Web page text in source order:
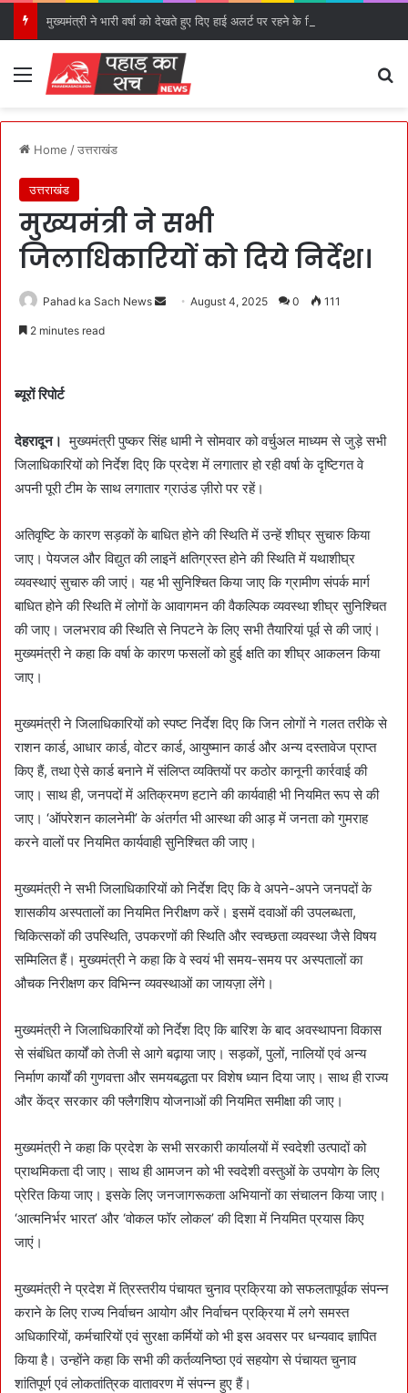
मुख्यमंत्री ने भारी वर्षा को देखते हुए दिए हाई अलर्ट पर रहने के निर्देश।
Menu
Home /उत्तराखंड
उत्तराखंड
मुख्यमंत्री ने सभी
जिलाधिकारियों को दिये निर्देश।
Pahad ka Sach News August 4, 2025 0 111
2 minutes read
ब्यूरों रिपोर्ट
देहरादून। मुख्यमंत्री पुष्कर सिंह धामी ने सोमवार को वर्चुअल माध्यम से जुड़े सभी
जिलाधिकारियों को निर्देश दिए कि प्रदेश में लगातार हो रही वर्षा के दृष्टिगत वे
अपनी पूरी टीम के साथ लगातार ग्राउंड ज़ीरो पर रहें।
अतिवृष्टि के कारण सड़कों के बाधित होने की स्थिति में उन्हें शीघ्र सुचारु किया
जाए। पेयजल और विद्युत की लाइनें क्षतिग्रस्त होने की स्थिति में यथाशीघ्र
व्यवस्थाएं सुचारु की जाएं। यह भी सुनिश्चित किया जाए कि ग्रामीण संपर्क मार्ग
बाधित होने की स्थिति में लोगों के आवागमन की वैकल्पिक व्यवस्था शीघ्र सुनिश्चित
की जाए। जलभराव की स्थिति से निपटने के लिए सभी तैयारियां पूर्व से की जाएं।
मुख्यमंत्री ने कहा कि वर्षा के कारण फसलों को हुई क्षति का शीघ्र आकलन किया
जाए।
मुख्यमंत्री ने जिलाधिकारियों को स्पष्ट निर्देश दिए कि जिन लोगों ने गलत तरीके से
राशन कार्ड, आधार कार्ड, वोटर कार्ड, आयुष्मान कार्ड और अन्य दस्तावेज प्राप्त
किए हैं, तथा ऐसे कार्ड बनाने में संलिप्त व्यक्तियों पर कठोर कानूनी कार्रवाई की
जाए। साथ ही, जनपदों में अतिक्रमण हटाने की कार्यवाही भी नियमित रूप से की
जाए। ‘ऑपरेशन कालनेमी’ के अंतर्गत भी आस्था की आड़ में जनता को गुमराह
करने वालों पर नियमित कार्यवाही सुनिश्चित की जाए।
मुख्यमंत्री ने सभी जिलाधिकारियों को निर्देश दिए कि वे अपने-अपने जनपदों के
शासकीय अस्पतालों का नियमित निरीक्षण करें। इसमें दवाओं की उपलब्धता,
चिकित्सकों की उपस्थिति, उपकरणों की स्थिति और स्वच्छता व्यवस्था जैसे विषय
सम्मिलित हैं। मुख्यमंत्री ने कहा कि वे स्वयं भी समय-समय पर अस्पतालों का
औचक निरीक्षण कर विभिन्न व्यवस्थाओं का जायज़ा लेंगे।
मुख्यमंत्री ने जिलाधिकारियों को निर्देश दिए कि बारिश के बाद अवस्थापना विकास
से संबंधित कार्यों को तेजी से आगे बढ़ाया जाए। सड़कों, पुलों, नालियों एवं अन्य
निर्माण कार्यों की गुणवत्ता और समयबद्धता पर विशेष ध्यान दिया जाए। साथ ही राज्य
और केंद्र सरकार की फ्लैगशिप योजनाओं की नियमित समीक्षा की जाए।
मुख्यमंत्री ने कहा कि प्रदेश के सभी सरकारी कार्यालयों में स्वदेशी उत्पादों को
प्राथमिकता दी जाए। साथ ही आमजन को भी स्वदेशी वस्तुओं के उपयोग के लिए
प्रेरित किया जाए। इसके लिए जनजागरूकता अभियानों का संचालन किया जाए।
‘आत्मनिर्भर भारत’ और ‘वोकल फॉर लोकल’ की दिशा में नियमित प्रयास किए
जाएं।
मुख्यमंत्री ने प्रदेश में त्रिस्तरीय पंचायत चुनाव प्रक्रिया को सफलतापूर्वक संपन्न
कराने के लिए राज्य निर्वाचन आयोग और निर्वाचन प्रक्रिया में लगे समस्त
अधिकारियों, कर्मचारियों एवं सुरक्षा कर्मियों को भी इस अवसर पर धन्यवाद ज्ञापित
किया है। उन्होंने कहा कि सभी की कर्तव्यनिष्ठा एवं सहयोग से पंचायत चुनाव
शांतिपूर्ण एवं लोकतांत्रिक वातावरण में संपन्न हुए हैं।